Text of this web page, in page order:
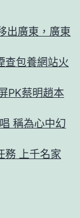
出廣東，廣東
查包養網站火
PK蔡明趙本
稱為心中幻
務 上千名家